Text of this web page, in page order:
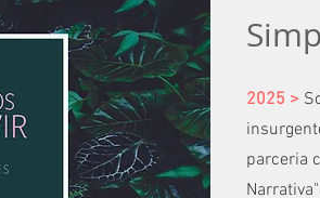
2025 >
parceria